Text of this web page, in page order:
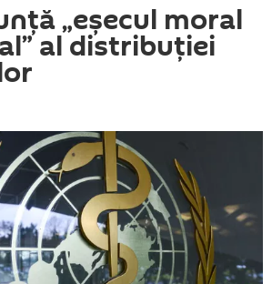
„eșecul moral
al distribuției